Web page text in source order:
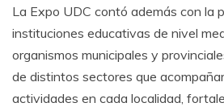
La Expo UDC contó además con la
instituciones educativas de nivel
organismos municipales y
de distintos sectores que
actividades en cada localidad,